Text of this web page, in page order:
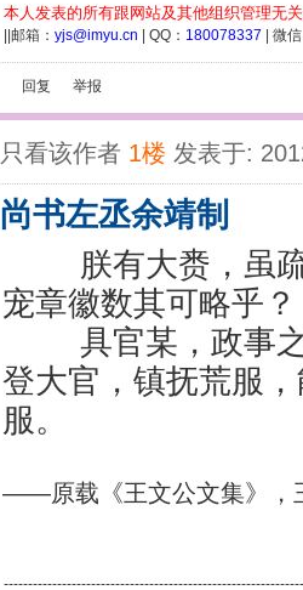
本人发表的所有跟网站及其他组织管理无
||邮箱： yjs@imyu.cn | QQ： 180078337 | 微
回复 举报
只看该作者 1楼 发表于:
尚书左丞余靖制
朕有大赉，虽疏
宠章徽数其可略乎？
具官某，政事之
登大官，镇抚荒服
服。
——原载《王文公文集》，